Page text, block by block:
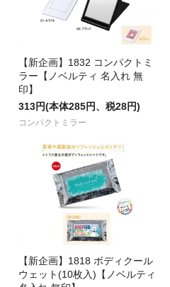
【新企画】1832 コンパクトミ
ラー【ノベルティ 名入れ 無
印】
313円(本体285円、税28円)
コンパクトミラー
【新企画】1818 ボディクール
ウェット(10枚入)【ノベルティ